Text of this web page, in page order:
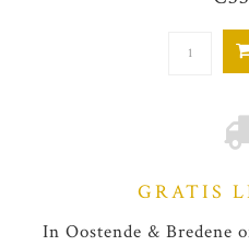
GRATIS
In Oostende & Bredene